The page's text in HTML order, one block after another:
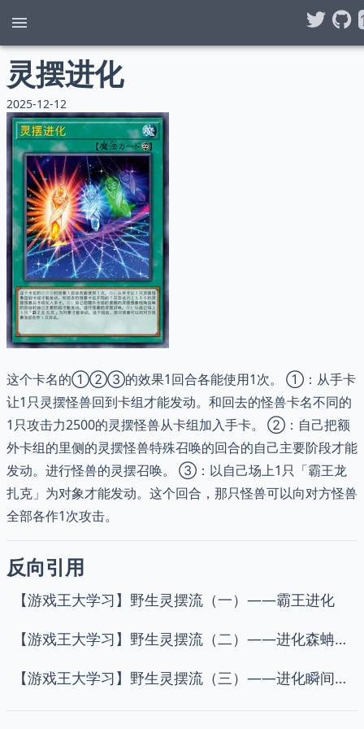
灵摆进化
2025-12-12
这个卡名的①②③的效果1回合各能使用1次。 ①：从手卡
让1只灵摆怪兽回到卡组才能发动。和回去的怪兽卡名不同的
1只攻击力2500的灵摆怪兽从卡组加入手卡。 ②：自己把额
外卡组的里侧的灵摆怪兽特殊召唤的回合的自己主要阶段才能
发动。进行怪兽的灵摆召唤。 ③：以自己场上1只「霸王龙
扎克」为对象才能发动。这个回合，那只怪兽可以向对方怪兽
全部各作1次攻击。
反向引用
【游戏王大学习】野生灵摆流（一）——霸王进化
【游戏王大学习】野生灵摆流（二）——进化森蚺正规扎克
【游戏王大学习】野生灵摆流（三）——进化瞬间融合正规扎克